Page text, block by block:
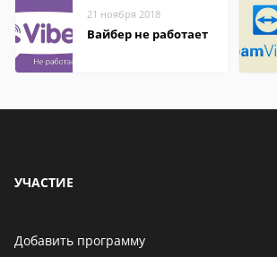
21 ноября 2018
Вайбер не работает
УЧАСТИЕ
Добавить программу